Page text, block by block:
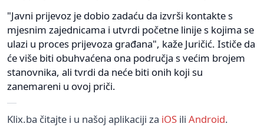
"Javni prijevoz je dobio zadaću da izvrši kontakte s
mjesnim zajednicama i utvrdi početne linije s kojima se
ulazi u proces prijevoza građana", kaže Juričić. Ističe da
će više biti obuhvaćena ona područja s većim brojem
stanovnika, ali tvrdi da neće biti onih koji su
zanemareni u ovoj priči.
Klix.ba čitajte i u našoj aplikaciji za iOS ili Android.